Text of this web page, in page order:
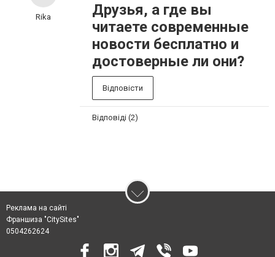
Rika
Друзья, а где вы
читаете современные
новости бесплатно и
достоверные ли они?
Відповісти
Відповіді (2)
Реклама на сайті
Франшиза "CitySites"
0504262624